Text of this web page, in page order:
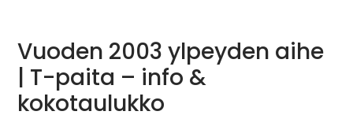
Vuoden 2003 ylpeyden aihe
| T-paita – info &
kokotaulukko